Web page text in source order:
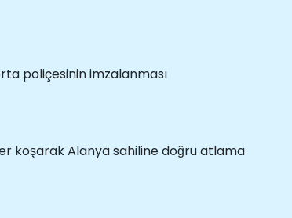
poliçesinin imzalanması
koşarak Alanya sahiline doğru atlama